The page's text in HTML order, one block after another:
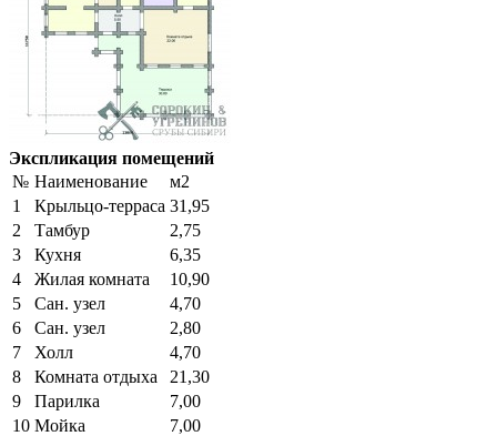
Экспликация помещений
№ Наименование
м2
1
Крыльцо-терраса 31,95
2
Тамбур
2,75
3
Кухня
6,35
4
Жилая комната
10,90
5
Сан. узел
4,70
6
Сан. узел
2,80
7
Холл
4,70
8
Комната отдыха
21,30
9
Парилка
7,00
10 Мойка
7,00